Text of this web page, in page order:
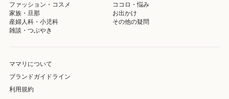
ファッション・コスメ
ココロ・悩み
家族・旦那
お出かけ
産婦人科・小児科
その他の疑問
雑談・つぶやき
ママリについて
ブランドガイドライン
利用規約